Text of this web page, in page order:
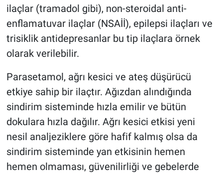
ilaçlar (tramadol gibi), non-steroidal anti-
enflamatuvar ilaçlar (NSAİİ), epilepsi ilaçları ve
trisiklik antidepresanlar bu tip ilaçlara örnek
olarak verilebilir.
Parasetamol, ağrı kesici ve ateş düşürücü
etkiye sahip bir ilaçtır. Ağızdan alındığında
sindirim sisteminde hızla emilir ve bütün
dokulara hızla dağılır. Ağrı kesici etkisi yeni
nesil analjeziklere göre hafif kalmış olsa da
sindirim sisteminde yan etkisinin hemen
hemen olmaması, güvenilirliği ve gebelerde